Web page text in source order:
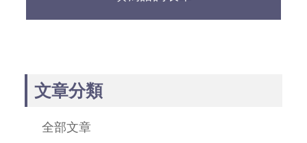
文章分類
全部文章